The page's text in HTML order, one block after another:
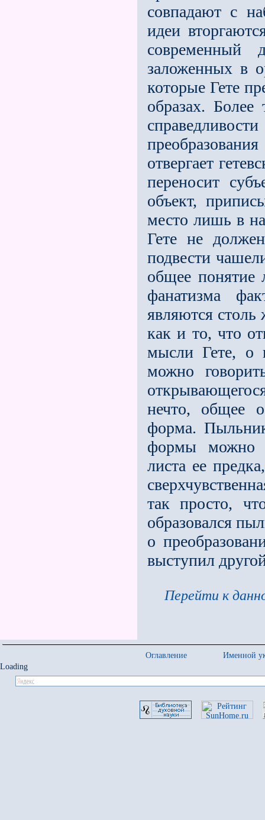
совпадают с
идеи
современный
заложенных в
которые Гете
образах. Более
отвергает
переносит
объект,
место лишь в
Гете не
подвести
общее понятие
фанатизма
являются
как и то, что
мысли Гете, о
можно
нечто, общее
форма.
формы можно
листа ее
так просто,
образовался
о
выступил
Перейти к
Оглавление
Именной
Loading